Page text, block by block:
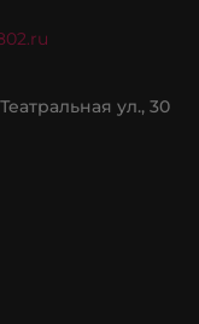
ул., 30